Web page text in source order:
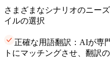
さまざまなシナリオのニー
イルの選択
正確な用語翻訳：AIが専
トにマッチングさせ、翻訳